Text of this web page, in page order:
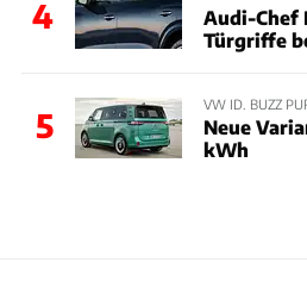
4
Audi-Chef
Türgriffe
5
VW ID. BUZZ
Neue
kWh